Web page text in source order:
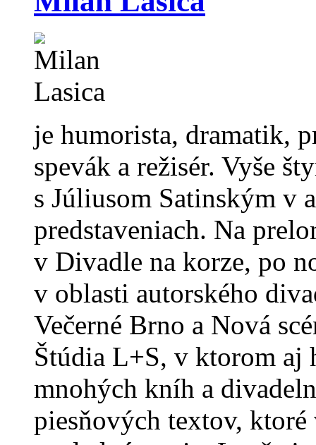
je humorista, dramatik,
spevák a režisér. Vyše
s Júliusom Satinským v
predstaveniach. Na
v Divadle na korze, po
v oblasti autorského
Večerné Brno a Nová
Štúdia L+S, v ktorom aj
mnohých kníh a
piesňových textov,